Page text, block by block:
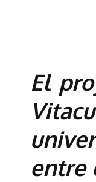
El
entre